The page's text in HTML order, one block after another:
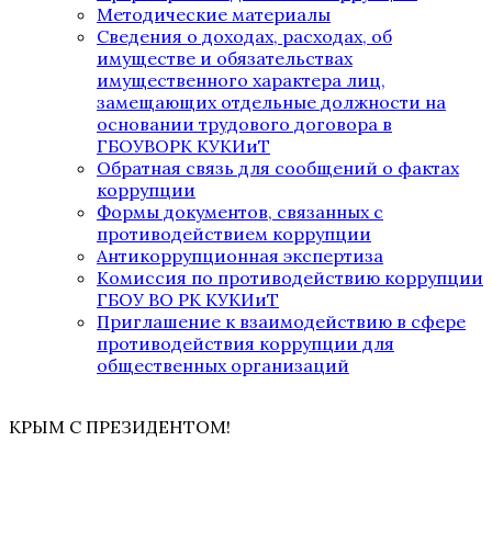
Методические материалы
Сведения о доходах, расходах, об
имуществе и обязательствах
имущественного характера лиц,
замещающих отдельные должности на
основании трудового договора в
ГБОУВОРК КУКИиТ
Обратная связь для сообщений о фактах
коррупции
Формы документов, связанных с
противодействием коррупции
Антикоррупционная экспертиза
Комиссия по противодействию коррупции
ГБОУ ВО РК КУКИиТ
Приглашение к взаимодействию в сфере
противодействия коррупции для
общественных организаций
КРЫМ С ПРЕЗИДЕНТОМ!